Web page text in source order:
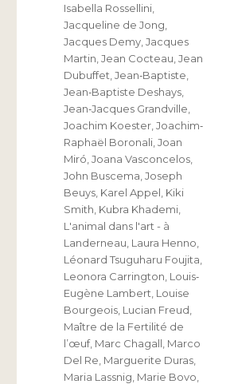
Isabella Rossellini
Jacqueline de Jong
Jacques Demy ,Jacques
Martin ,Jean Cocteau ,Jean
Dubuffet ,Jean‐Baptiste
Jean‐Baptiste Deshays
Jean‐Jacques Grandville
Joachim Koester ,Joachim‐
Raphaël Boronali ,Joan
Miró ,Joana Vasconcelos
John Buscema ,Joseph
Beuys Karel Appel Kiki
Smith Kubra Khademi
L'animal dans l'art - à
Landerneau Laura Henno
Léonard Tsuguharu Foujita
Leonora Carrington Louis‐
Eugène Lambert Louise
Bourgeois Lucian Freud
Maître de la Fertilité de
l’œuf, Marc Chagall Marco
Del Re Marguerite Duras
Maria Lassnig Marie Bovo